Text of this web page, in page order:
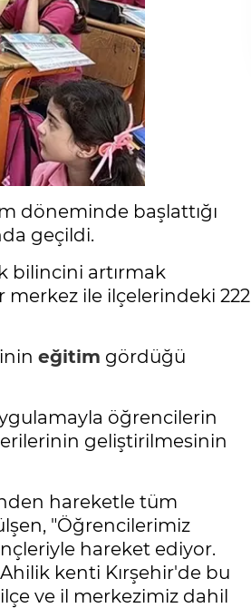
döneminde başlattığı
geçildi.
bilincini artırmak
merkez ile ilçelerindeki 222
eğitim gördüğü
öğrencilerin
geliştirilmesinin
hareketle tüm
"Öğrencilerimiz
hareket ediyor.
kenti Kırşehir'de bu
ve il merkezimiz dahil